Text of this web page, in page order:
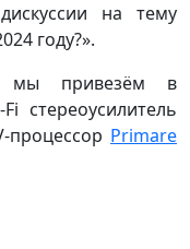
на тему
году?».
мы привезём в
стереоусилитель
процессор Primare